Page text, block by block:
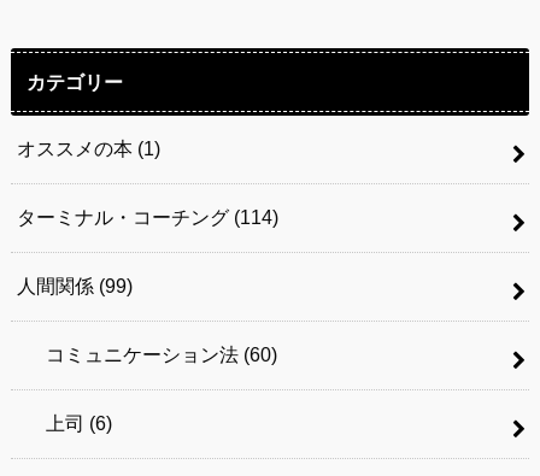
カテゴリー
オススメの本 (1)
ターミナル・コーチング (114)
人間関係 (99)
コミュニケーション法 (60)
上司 (6)